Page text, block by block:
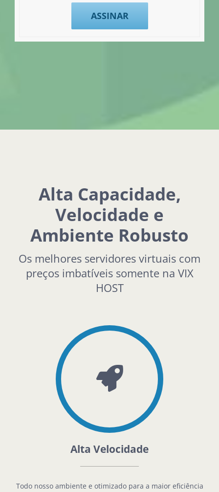
ASSINAR
Alta Capacidade,
Velocidade e
Ambiente Robusto
Os melhores servidores virtuais com
preços imbatíveis somente na VIX
HOST
Alta Velocidade
Todo nosso ambiente e otimizado para a maior eficiência